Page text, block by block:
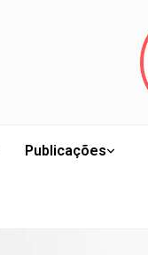
Publicações